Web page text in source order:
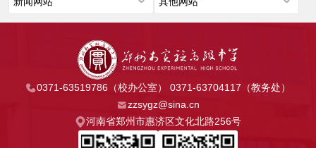
0371-63519786（校办公室） 0371-63704117（教务处）
zzsygz@sina.cn
河南省郑州市惠济区文化北路256号